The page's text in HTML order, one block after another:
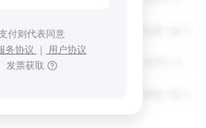
付则代表同意
务协议 ｜ 用户协议
发票获取